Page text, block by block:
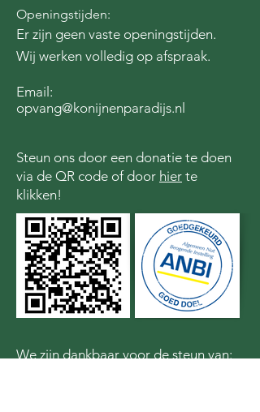
Openingstijden:
Er zijn geen vaste openingstijden.
Wij werken volledig op afspraak.
Email:
opvang@konijnenparadijs.nl
Steun ons door een donatie te doen
via de QR code of door hier te
klikken!
We zijn dankbaar voor de steun van: